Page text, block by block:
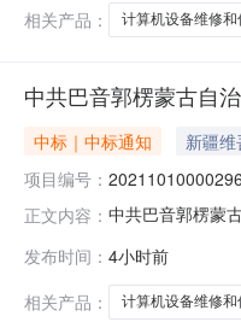
相关产品：
计算机设备维修和
中共巴音郭楞蒙古自
中标｜中标通知
新疆
项目编号：
正文内容： 中共巴音郭楞蒙
话:18799805533
发布时间： 4小时前
相关产品：
计算机设备维修和